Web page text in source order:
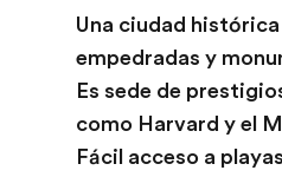
Una ciudad
empedradas y
Es sede de
como Harvard y el
Fácil acceso a